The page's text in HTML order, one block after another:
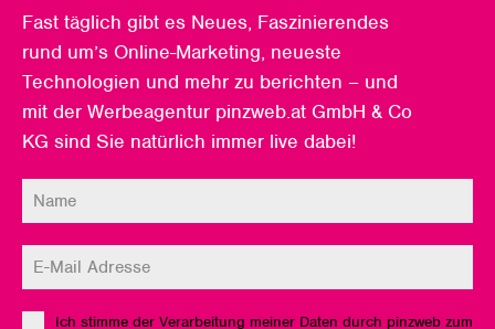
Fast täglich gibt es Neues, Faszinierendes
rund um’s Online-Marketing, neueste
Technologien und mehr zu berichten – und
mit der Werbeagentur pinzweb.at GmbH & Co
KG sind Sie natürlich immer live dabei!
Ich stimme der Verarbeitung meiner Daten durch pinzweb zum